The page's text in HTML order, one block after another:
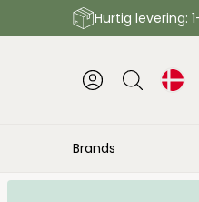
Hurtig levering:
Brands